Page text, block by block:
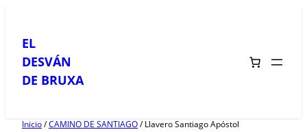
contenido
EL
DESVÁN
DE BRUXA
Inicio/CAMINO DE SANTIAGO/ Llavero Santiago Apóstol